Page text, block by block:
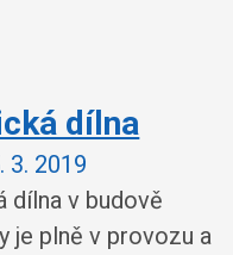
dílna
3. 2019
dílna v budově
je plně v provozu a